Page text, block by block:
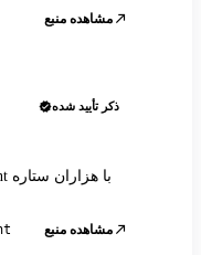
مشاهده منبع
ذکر تأیید شده
مشاهده منبع